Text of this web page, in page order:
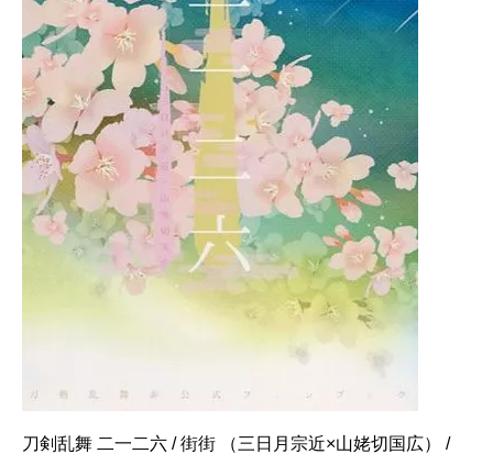
刀剣乱舞 二一二六 / 街街 （三日月宗近×山姥切国広） /